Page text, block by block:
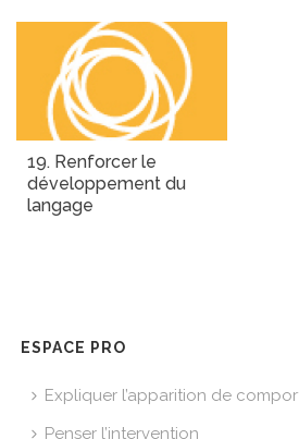
19. Renforcer le
développement du
langage
ESPACE PRO
Expliquer l’apparition de
Penser l’intervention